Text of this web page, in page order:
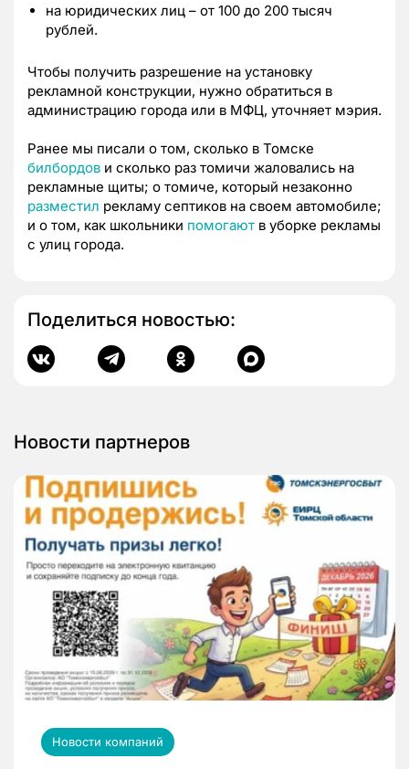
на юридических лиц – от 100 до 200 тысяч
рублей.
Чтобы получить разрешение на установку
рекламной конструкции, нужно обратиться в
администрацию города или в МФЦ, уточняет мэрия.
Ранее мы писали о том, сколько в Томске
билбордов и сколько раз томичи жаловались на
рекламные щиты; о томиче, который незаконно
разместил рекламу септиков на своем автомобиле;
и о том, как школьники помогают в уборке рекламы
с улиц города.
Поделиться новостью:
Новости партнеров
Новости компаний